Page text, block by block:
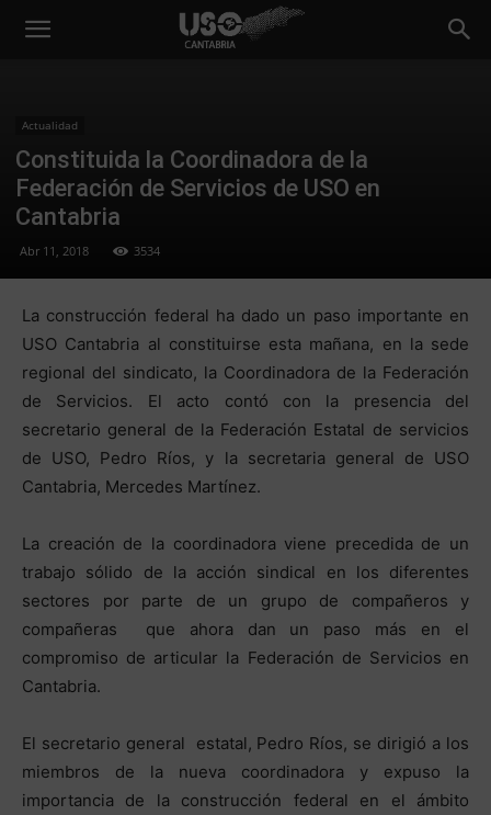
Actualidad
Constituida la Coordinadora de la
Federación de Servicios de USO en
Cantabria
Abr 11, 2018 3534
La construcción federal ha dado un paso importante en
USO Cantabria al constituirse esta mañana, en la sede
regional del sindicato, la Coordinadora de la Federación
de Servicios. El acto contó con la presencia del
secretario general de la Federación Estatal de servicios
de USO, Pedro Ríos, y la secretaria general de USO
Cantabria, Mercedes Martínez.
La creación de la coordinadora viene precedida de un
trabajo sólido de la acción sindical en los diferentes
sectores por parte de un grupo de compañeros y
compañeras que ahora dan un paso más en el
compromiso de articular la Federación de Servicios en
Cantabria.
El secretario general estatal, Pedro Ríos, se dirigió a los
miembros de la nueva coordinadora y expuso la
importancia de la construcción federal en el ámbito